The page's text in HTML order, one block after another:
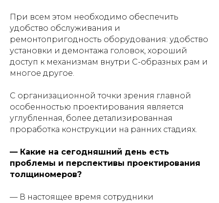
При всем этом необходимо обеспечить
удобство обслуживания и
ремонтопригодность оборудования: удобство
установки и демонтажа головок, хороший
доступ к механизмам внутри С-образных рам и
многое другое.
С организационной точки зрения главной
особенностью проектирования является
углубленная, более детализированная
проработка конструкции на ранних стадиях.
— Какие на сегодняшний день есть
проблемы и перспективы проектирования
толщиномеров?
— В настоящее время сотрудники